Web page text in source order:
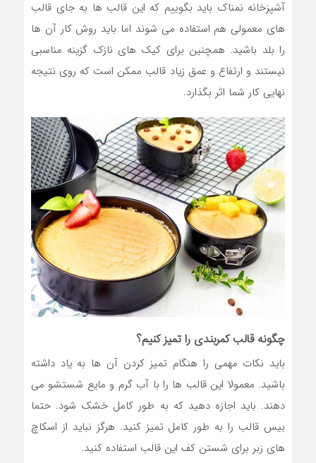
آشپزخانه نمناک باید بگوییم که این قالب ها به جای قالب
های معمولی هم استفاده می شوند اما باید روش کار آن ها
را بلد باشید. همچنین برای کیک های نازک گزینه مناسبی
نیستند و ارتفاع و عمق زیاد قالب ممکن است که روی نتیجه
نهایی کار شما اثر بگذارد.
چگونه قالب کمربندی را تمیز کنیم؟
باید نکات مهمی را هنگام تمیز کردن آن ها به یاد داشته
باشید. معمولا این قالب ها را با آب گرم و مایع شستشو می
دهند. باید اجازه دهید که به طور کامل خشک شود. حتما
بیس قالب را به طور کامل تمیز کنید. هرگز نباید از اسکاچ
های زبر برای شستن کف این قالب استفاده کنید.